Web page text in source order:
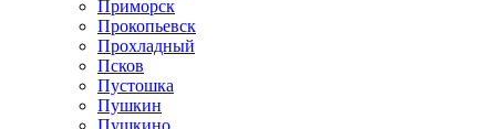
Приморск
Прокопьевск
Прохладный
Псков
Пустошка
Пушкин
Пушкино